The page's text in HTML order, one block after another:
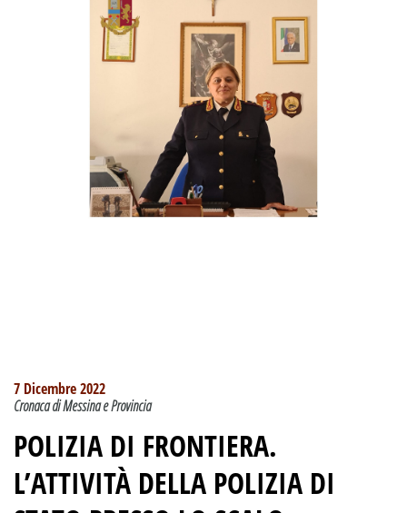
7 Dicembre 2022
Cronaca di Messina e Provincia
POLIZIA DI FRONTIERA.
L’ATTIVITÀ DELLA POLIZIA DI